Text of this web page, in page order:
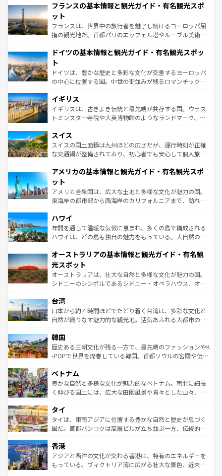
ませてくれるイタリアで、忘れられない旅をしてみよう！
なお、新着のイタリア情報は
しい。
文化が根付くこの国では、情熱的なフラメンコ、熱気あふ
れる闘牛、そして美味しいタパスが生活の一部となってい
る。首都マドリードの洗練された雰囲気や、バルセロナの
アートに溢れた街角から、地方では古代ローマ遺跡や中世
せる。地方によって風土や気候が異なるスペインはその個
ンテンツ一覧 を参照してほしい。
フランスの基本情報と観光ガイド・有名観光スポ
ット
フランスは、世界中の旅行者を魅了し続けるヨーロッパ屈
指の観光地だ。首都パリのエッフェル塔やルーブル美術館
で、幅広い魅力が詰まっている。華麗な宮殿、歴史的な大
聖堂、美しいビーチ、そして豊かな自然が、訪れる者を心
から魅了する。また、フランスは美食の国としても知ら
れ、フランス料理はユネスコ無形文化遺産にも登録されて
香り高いラベンダー畑など、多彩な楽しみ方が可能だ。さ
らに、パリ以外の地域にも魅力が溢れており、どの街角に
も豊かな歴史と文化が息づいている。パリ以外の個性あふ
を参照してほしい。
ドイツの基本情報と観光ガイド・有名観光スポッ
ト
ドイツは、豊かな歴史と多彩な文化が交差するヨーロッパ
の中心に位置する国。中世の街並みが残るロマンチック街
顔を持つこの国は、どこを歩いても飽きることがない。ベ
ルリンの文化的活気、バイエルン州のアルプスの絶景、そ
してライン川沿いのワイン畑といった風景は必見。ビール
は、お酒好きな人にはぜひ体験してほしい。 なお、新着の
ドイツ情報はコンテンツ一覧を参照してほしい。
イギリス
イギリスは、古きよき伝統と最先端が共存する国。ウェス
トミンスター寺院や大英博物館のようなランドマーク、歴
リアごとに異なる魅力がある。また、優雅なアフタヌーン
ティー、ビール好きにはたまらない英国パブ、サッカー観
戦など、本場だからこそできる体験も豊富。イギリスを旅
ンツ一覧を参照してほしい。
スイス
スイスの国土面積は九州ほどの広さだが、運行時刻が正確
な交通網が整備されており、初心者でも安心して個人旅行
の建物がそのまま残る町や、スイスならではのユニークな
博物館もあり、アルプス観光だけでなく町歩きも満喫する
ことができる。国民の所得が高いため物価も高いが、旅行
者向けの交通パス提供のサービスもあり、うまく活用すれ
着のスイス情報は
アメリカの基本情報と観光ガイド・有名観光スポ
ット
アメリカ合衆国は、広大な土地と多様な文化が魅力の国。
東海岸の都市部から西海岸のカリフォルニアまで、訪れる
のような巨大都市は、観光、ショッピング、エンターテイ
ンメントが詰まった刺激的なスポットだ。一方、アメリカ
西部には大自然が広がり、グランドキャニオンやイエロー
部のニューオーリンズでは、音楽と美食が融合した独特の
文化が魅力。旅行者はアメリカの各地域で異なる魅力を楽
しみながら、その多様性と豊かな歴史を感じることができ
るだろう。車でのロードトリップや列車の旅も、アメリカ
情報は
ハワイ
年間を通じて温暖な気候に恵まれ、多くの島で構成される
ハワイは、どの島も独自の魅力をもっている。大自然の神
ワイ島は見逃せない。また、定番の観光地といえばオアフ
島だが、静かな自然を求めるならマウイ島やカウアイ島が
おすすめ。エメラルドグリーンに輝く海をはじめ、豊かな
文化や歴史が息づいている。「アロハスピリット」と呼ば
人々、おいしいローカルフードやハワイアンミュージッ
ク、伝統的なフラダンスなど、すべてがハワイの魅力を彩
っている。訪れるたびに新しい発見と感動が待っているハ
はコンテンツ一覧
オーストラリアの基本情報と観光ガイド・有名観
光スポット
オーストラリアは、壮大な自然と多様な文化が魅力の国。
シドニーのシンボルであるシドニー・オペラハウス、オー
リアリーフや大陸中央部にそびえるウルル（エアーズロッ
ク）、タスマニアの美しい原生林やケアンズの熱帯雨林な
ど、見どころがたくさん。また、カフェやワイン、オージ
いる。アクティビティも充実しており、サーフィンやダイ
ビング、ハイキングなど、アウトドア好きにはたまらな
い。オーストラリアの多彩な魅力を存分に味わいつくそ
参照してほしい。
台湾
日本から約４時間ほどでたどり着く台湾は、多彩な文化と
自然が織りなす魅力的な観光地。活気あふれる大都市の台
ン）、静ひつな山岳地帯である台湾東部など、都市の喧騒
と山間の静けさが共存しており、訪れる人に新しい発見と
驚きをもたらしてくれる。また、奥深い台湾の食文化も魅
容にもいいと評判のスイーツなど、バラエティ豊かな料理
が味わえる。 なお、新着の台湾情報は コンテンツ一覧を参
照してほしい。
韓国
歴史ある王朝文化が残る一方で、最先端のファッションやK
-POPで世界を席巻している韓国。首都ソウルの宮殿や伝統
き、地方に足を延ばせば四季折々の自然美を楽しむことが
できる。そして、キムチや焼肉、絶品のストリートフード
まで、さまざまな韓国料理が待っている。夜には、韓国な
リティに包まれながら、韓国の多彩な魅力を心ゆくまで味
わってみてほしい。 なお、新着の韓国情報はコンテンツ一
覧を参照してほしい。
ベトナム
豊かな自然と多様な文化が魅力的なベトナム。南北に細長
く伸びる国土には、広大な田園風景や青々とした山々、世
急速な発展と共に伝統が息づく。ハノイの古い町並みやホ
ーチミン市のフランス統治時代の建物も、独特の雰囲気を
醸し出している。また、バラエティの豊かさとおいしさで
とつ。フォーやバインミー、ベトナムコーヒーなどは、ぜ
ひ現地で味わいたい。どの地域を訪れてもあたたかい人々
が旅行者を迎えてくれるので、きっと忘れられない旅にな
タイ
タイは、東南アジアに位置する豊かな自然と歴史が息づく
国だ。首都バンコクは高層ビルが立ち並ぶ一方、伝統的な
の活気が交差している。北部ではチェンマイなどの山岳地
帯で自然と触れ合い、南部ではプーケットやクラビの美し
いビーチでリゾート気分を楽しむことができる。タイ料理
香港
アジアと西洋の文化が交わる香港は、特有のエネルギーを
もっている。ヴィクトリア湾に広がる壮大な景色、近未来